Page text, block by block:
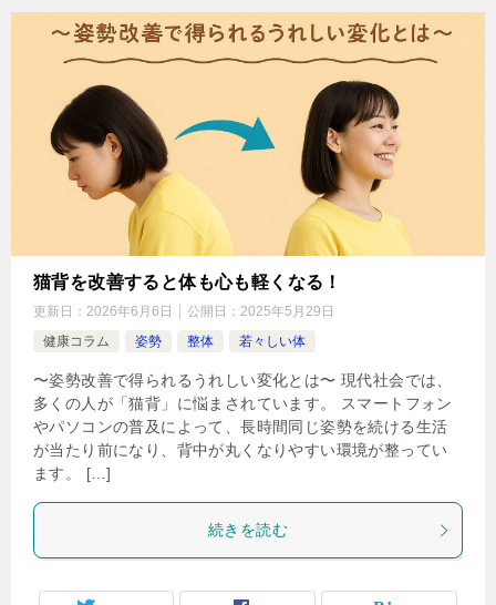
猫背を改善すると体も心も軽くなる！
更新日： 2026年6月6日 公開日： 2025年5月29日
健康コラム
姿勢 整体 若々しい体
〜姿勢改善で得られるうれしい変化とは〜 現代社会では、
多くの人が「猫背」に悩まされています。 スマートフォン
やパソコンの普及によって、長時間同じ姿勢を続ける生活
が当たり前になり、背中が丸くなりやすい環境が整ってい
ます。 […]
続きを読む